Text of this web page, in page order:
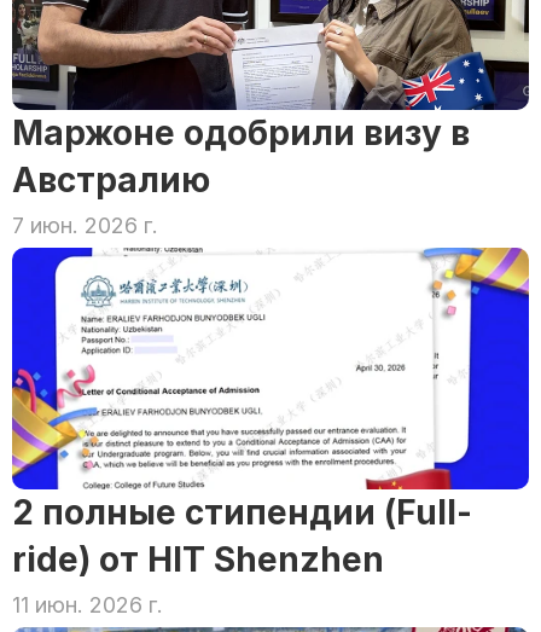
Маржоне одобрили визу в
Австралию
7 июн. 2026 г.
2 полные стипендии (Full-
ride) от HIT Shenzhen
11 июн. 2026 г.